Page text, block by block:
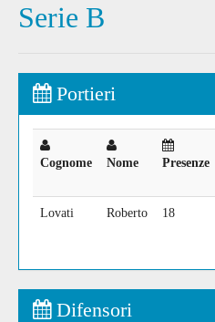
Serie B
Portieri
Cognome Nome Presenze
Lovati Roberto 18
Difensori